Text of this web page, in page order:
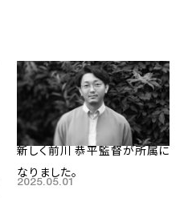
新しく前川 恭平監督が所属に
なりました。
2025.05.01